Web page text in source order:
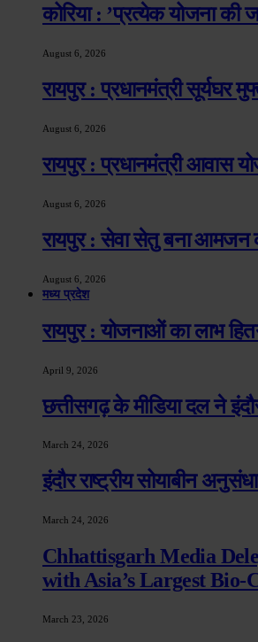
कोरिया : ’प्रत्येक योजना की
August 6, 2026
रायपुर : प्रधानमंत्री सूर्यघर
August 6, 2026
रायपुर : प्रधानमंत्री आवास
August 6, 2026
रायपुर : सेवा सेतु बना आमजन
August 6, 2026
मध्य प्रदेश
रायपुर : योजनाओं का लाभ
April 9, 2026
छत्तीसगढ़ के मीडिया दल ने
March 24, 2026
इंदौर राष्ट्रीय सोयाबीन
March 24, 2026
Chhattisgarh Media
with Asia’s Largest Bio-
March 23, 2026